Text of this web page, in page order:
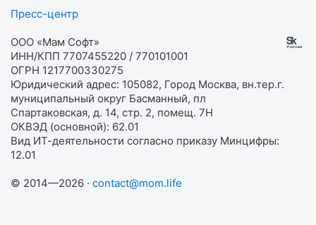
Пресс-центр
ООО «Мам Софт»
ИНН/КПП 7707455220 / 770101001
ОГРН 1217700330275
Юридический адрес: 105082, Город Москва, вн.тер.г.
муниципальный округ Басманный, пл
Спартаковская, д. 14, стр. 2, помещ. 7Н
ОКВЭД (основной): 62.01
Вид ИТ-деятельности согласно приказу Минцифры:
12.01
© 2014—2026 · contact@mom.life